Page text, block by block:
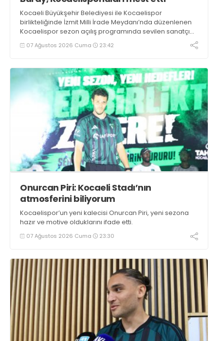
Kocaeli Büyükşehir Belediyesi ile Kocaelispor
birlikteliğinde İzmit Milli İrade Meydanı’nda düzenlenen
Kocaelispor sezon açılış programında sevilen sanatçı
Buray, verdiği konserle meydanı inletti.
07 Ağustos 2026 Cuma 23:42
Onurcan Piri: Kocaeli Stadı’nın
atmosferini biliyorum
Kocaelispor’un yeni kalecisi Onurcan Piri, yeni sezona
hazır ve motive olduklarını ifade etti.
07 Ağustos 2026 Cuma 23:30